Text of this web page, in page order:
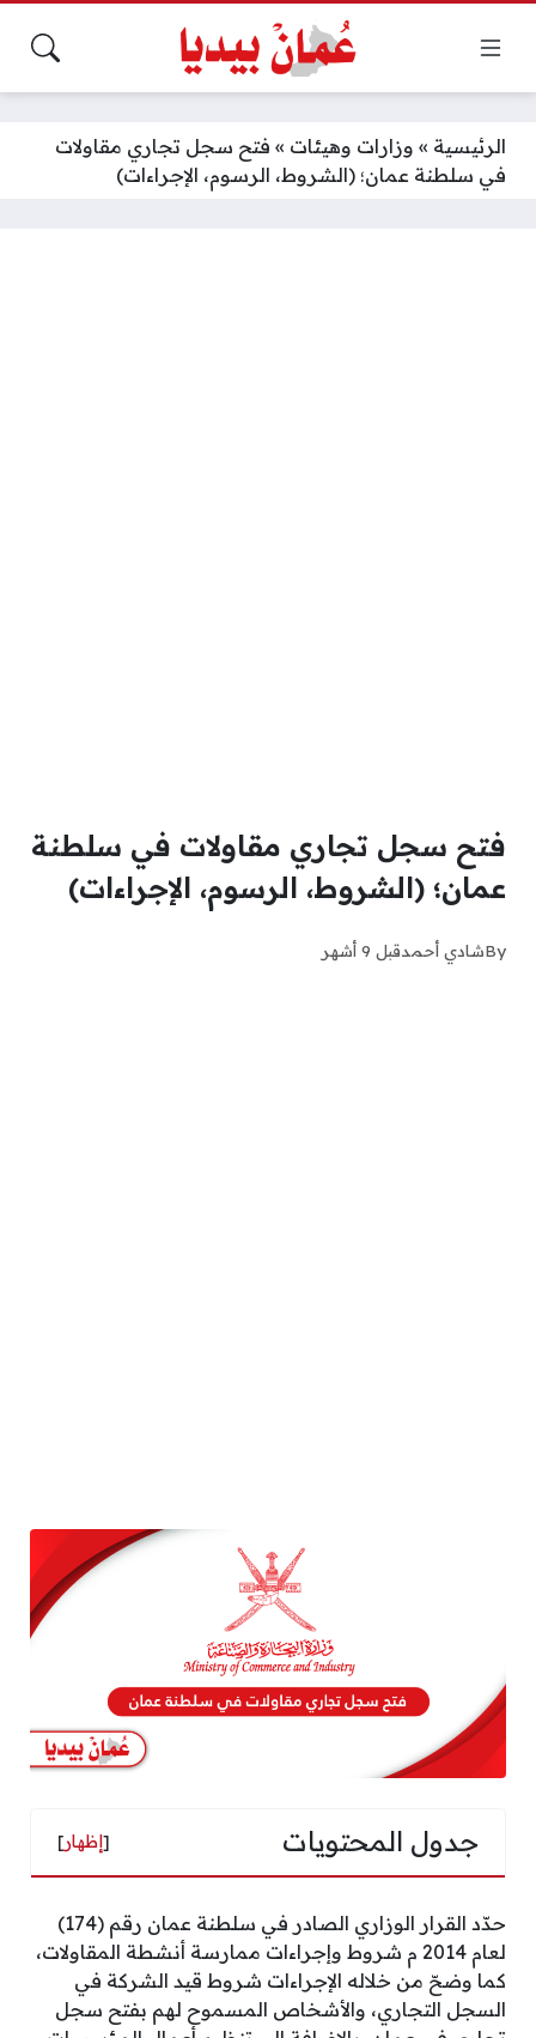
الرئيسية » وزارات وهيئات » فتح سجل تجاري مقاولات
في سلطنة عمان؛ (الشروط، الرسوم، الإجراءات)
فتح سجل تجاري مقاولات في سلطنة
عمان؛ (الشروط، الرسوم، الإجراءات)
Byشادي أحمدقبل 9 أشهر
جدول المحتويات [إظهار]
حدّد القرار الوزاري الصادر في سلطنة عمان رقم (174)
لعام 2014 م شروط وإجراءات ممارسة أنشطة المقاولات،
كما وضحّ من خلاله الإجراءات شروط قيد الشركة في
السجل التجاري، والأشخاص المسموح لهم بفتح سجل